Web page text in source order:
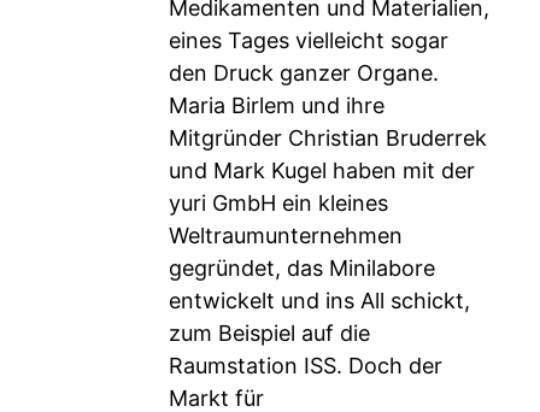
Medikamenten und Materialien,
eines Tages vielleicht sogar
den Druck ganzer Organe.
Maria Birlem und ihre
Mitgründer Christian Bruderrek
und Mark Kugel haben mit der
yuri GmbH ein kleines
Weltraumunternehmen
gegründet, das Minilabore
entwickelt und ins All schickt,
zum Beispiel auf die
Raumstation ISS. Doch der
Markt für